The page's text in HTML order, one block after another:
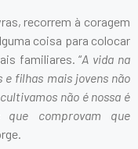
recorrem à coragem
coisa para colocar
familiares. “A vida na
filhas mais jovens não
não é nossa é
que comprovam que